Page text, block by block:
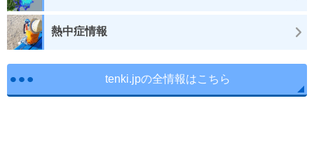
熱中症情報
tenki.jpの全情報はこちら